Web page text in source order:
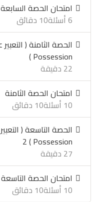
امتحان الحصة السابعة
10 دقائق
6 أسئلة
Possession )
22 دقيقة
امتحان الحصة الثامنة
10 دقائق
10 أسئلة
Possession ) 2
27 دقيقة
امتحان الحصة التاسعة
10 دقائق
10 أسئلة